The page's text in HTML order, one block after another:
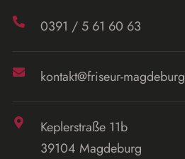
0391 /5 61 60 63
kontakt@friseur-magdeburg
Keplerstraße 11b
39104 Magdeburg